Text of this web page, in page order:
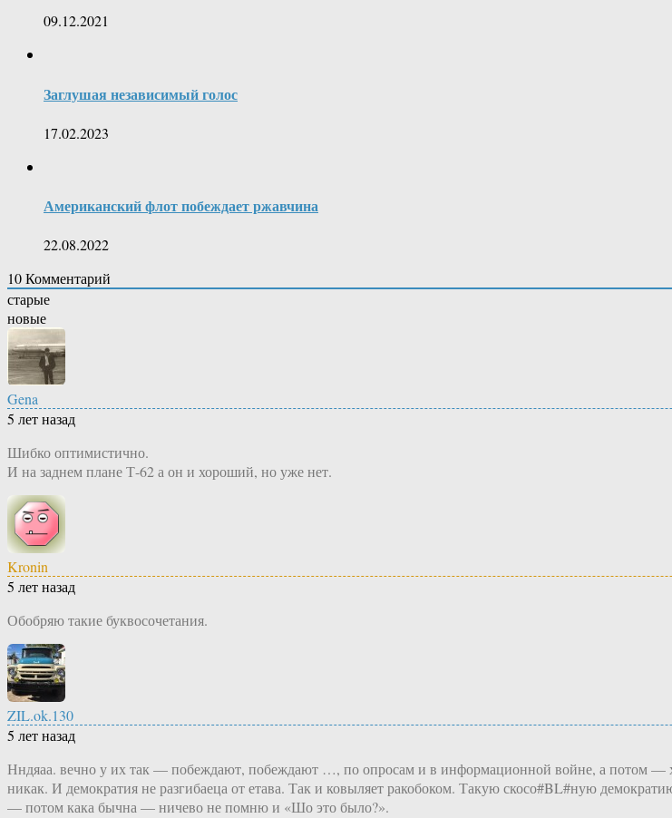
09.12.2021
Заглушая независимый голос
17.02.2023
Американский флот побеждает ржавчина
22.08.2022
10Комментарий
старые
новые
Gena
5 лет назад
Шибко оптимистично.
И на заднем плане Т-62 а он и хороший, но уже нет.
Kronin
5 лет назад
Обобряю такие буквосочетания.
ZIL.ok.130
5 лет назад
Нндяаа. вечно у их так — побеждают, побеждают …, по опросам и в информационной войне, а потом —
никак. И демократия не разгибаеца от етава. Так и ковыляет ракобоком. Такую скосо#BL#ную
— потом кака бычна — ничево не помню и «Шо это было?».